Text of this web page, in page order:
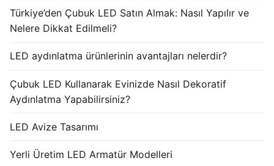
Türkiye’den Çubuk LED Satın Almak: Nasıl Yapılır ve
Nelere Dikkat Edilmeli?
LED aydınlatma ürünlerinin avantajları nelerdir?
Çubuk LED Kullanarak Evinizde Nasıl Dekoratif
Aydınlatma Yapabilirsiniz?
LED Avize Tasarımı
Yerli Üretim LED Armatür Modelleri